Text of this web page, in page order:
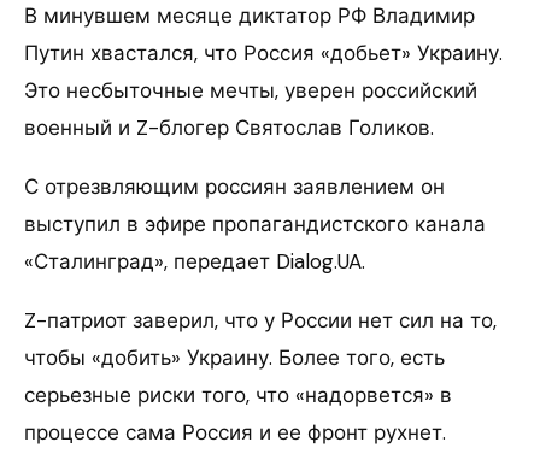
В минувшем месяце диктатор РФ Владимир
Путин хвастался, что Россия «добьет» Украину.
Это несбыточные мечты, уверен российский
военный и Z-блогер Святослав Голиков.
С отрезвляющим россиян заявлением он
выступил в эфире пропагандистского канала
«Сталинград», передает Dialog.UA.
Z-патриот заверил, что у России нет сил на то,
чтобы «добить» Украину. Более того, есть
серьезные риски того, что «надорвется» в
процессе сама Россия и ее фронт рухнет.